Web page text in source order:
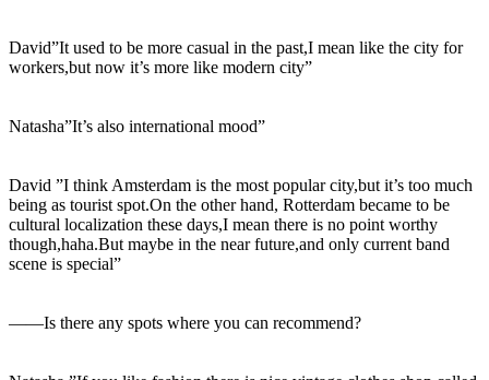
David”It used to be more casual in the past,I mean like the city for
workers,but now it’s more like modern city”
Natasha”It’s also international mood”
David ”I think Amsterdam is the most popular city,but it’s too much
being as tourist spot.On the other hand, Rotterdam became to be
cultural localization these days,I mean there is no point worthy
though,haha.But maybe in the near future,and only current band
scene is special”
――Is there any spots where you can recommend?